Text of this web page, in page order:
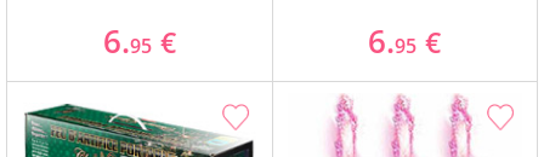
6.95 € 6.95 €